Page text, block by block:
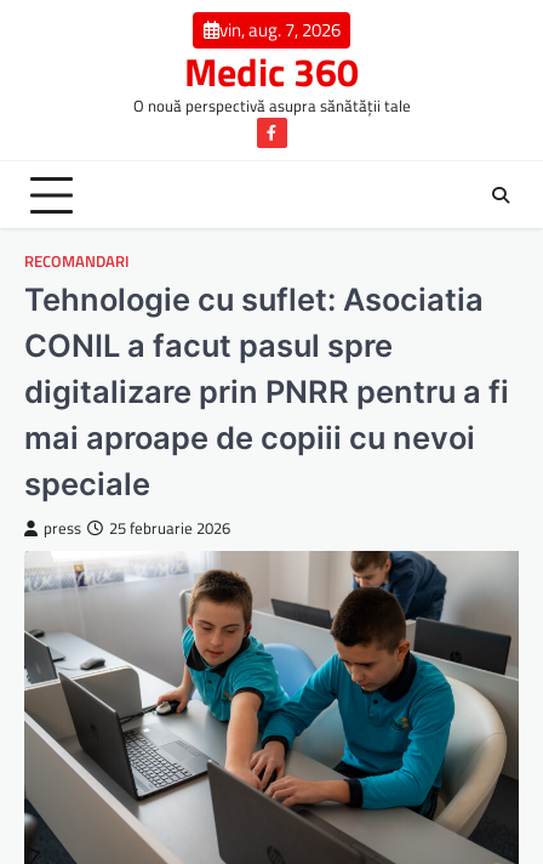
vin, aug. 7, 2026
Medic 360
O nouă perspectivă asupra sănătății tale
Facebook
RECOMANDARI
Tehnologie cu suflet: Asociatia
CONIL a facut pasul spre
digitalizare prin PNRR pentru a fi
mai aproape de copiii cu nevoi
speciale
press 25 februarie 2026